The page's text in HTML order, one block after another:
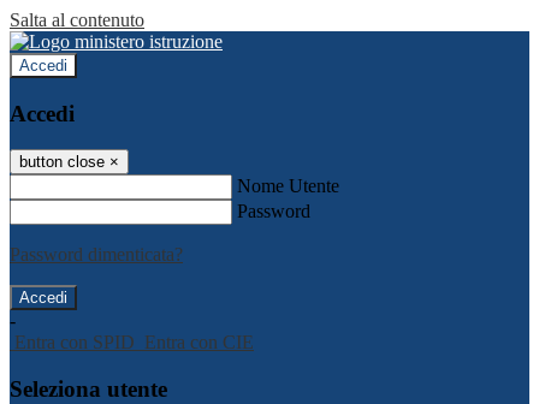
Salta al contenuto
Accedi
Accedi
button close ×
Nome Utente
Password
Password dimenticata?
-
Entra con SPID Entra con CIE
Seleziona utente